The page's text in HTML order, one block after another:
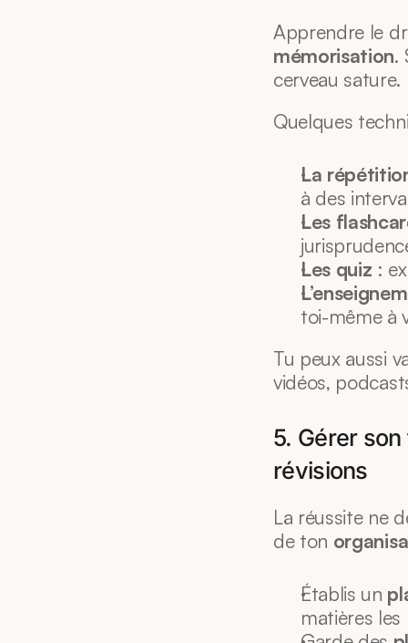
Apprendre le
mémorisation.
cerveau sature.
Quelques
La
à des
Les
Les quiz :
toi-même à
Tu peux aussi
vidéos,
5. Gérer
révisions
La réussite ne
de ton
Établis un
matières